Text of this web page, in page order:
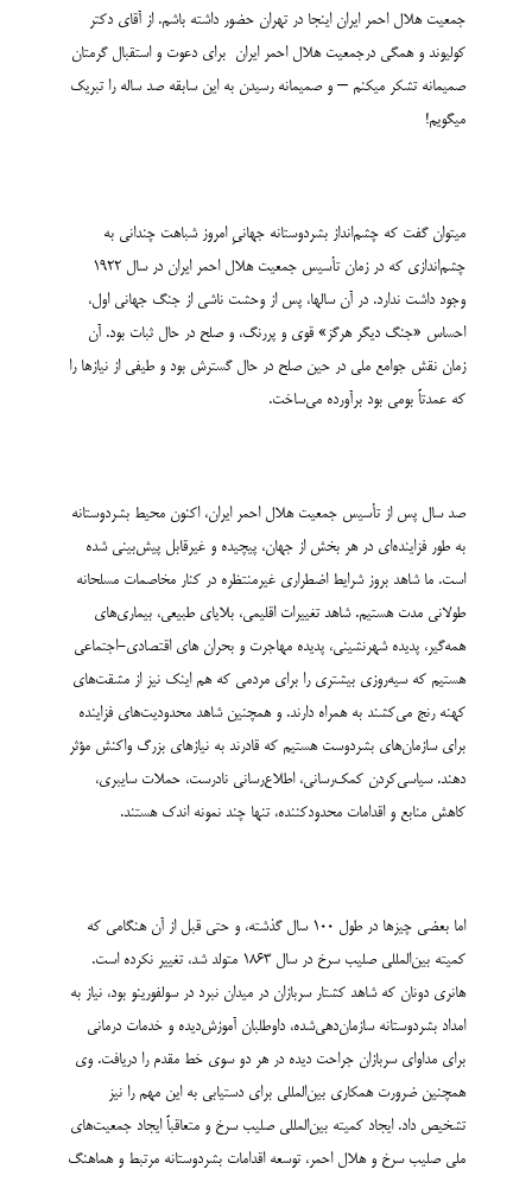
جمعیت هلال احمر ایران اینجا در تهران حضور داشته باشم. از آقای دکتر
کولیوند و همگی درجمعیت هلال احمر ایران برای دعوت و استقبال گرم­تان
صمیمانه تشکر می­کنم – و صمیمانه رسیدن به این سابقه صد ساله را تبریک
می­گویم!
می­توان گفت که چشم‌­انداز بشردوستانه جهانیِ امروز شباهت چندانی به
چشم‌­اندازی که در زمان تأسیس جمعیت هلال احمر ایران در سال 1922
وجود داشت ندارد. در آن سال­ها، پس از وحشت ناشی از جنگ جهانی اول،
احساس «جنگ دیگر هرگز» قوی و پررنگ، و صلح در حال ثبات بود. آن
زمان نقش جوامع ملی در حین صلح در حال گسترش بود و طیفی از نیازها را
که عمدتاً بومی بود برآورده می‌­ساخت.
صد سال پس از تأسیس جمعیت هلال احمر ایران، اکنون محیط بشردوستانه
به طور فزاینده‌ای در هر بخش از جهان، پیچیده و غیرقابل پیش‌بینی شده
است. ما شاهد بروز شرایط اضطراری غیرمنتظره در کنار مخاصمات مسلحانه
طولانی ­مدت هستیم. شاهد تغییرات اقلیمی، بلایای طبیعی، بیماری­‌های
همه‌­گیر، پدیده شهرنشینی، پدیده مهاجرت و بحران های اقتصادی-اجتماعی
هستیم که سیه‌­روزی بیشتری را برای مردمی که هم اینک نیز از مشقت­‌های
کهنه رنج می‌­کشند به همراه دارند. و همچنین شاهد محدودیت­‌های فزاینده
برای سازمان‌­های بشردوست هستیم که قادرند به نیازهای بزرگ واکنش مؤثر
دهند. سیاسی‌­کردن کمک­‌رسانی، اطلاع‌­رسانی نادرست، حملات سایبری،
کاهش منابع و اقدامات محدودکننده، تنها چند نمونه اندک هستند.
اما بعضی چیزها در طول 100 سال گذشته، و حتی قبل از آن هنگامی که
کمیته بین‌المللی صلیب سرخ در سال 1863 متولد شد، تغییر نکرده است.
هانری دونان که شاهد کشتار سربازان در میدان نبرد در سولفورینو بود، نیاز به
امداد بشردوستانه سازمان‌دهی‌­شده، داوطلبان آموزش‌­دیده و خدمات درمانی
برای مداوای سربازان جراحت دیده در هر دو سوی خط مقدم را دریافت. وی
همچنین ضرورت همکاری بین‌­المللی برای دستیابی به این مهم را نیز
تشخیص داد. ایجاد کمیته بین‌المللی صلیب سرخ و متعاقباً ایجاد جمعیت‌های
ملی صلیب سرخ و هلال احمر، توسعه اقدامات بشردوستانه مرتبط و هماهنگ